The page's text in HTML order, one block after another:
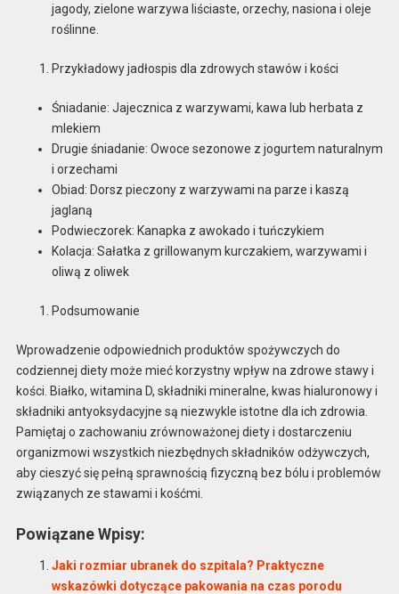
jagody, zielone warzywa liściaste, orzechy, nasiona i oleje
roślinne.
Przykładowy jadłospis dla zdrowych stawów i kości
Śniadanie: Jajecznica z warzywami, kawa lub herbata z
mlekiem
Drugie śniadanie: Owoce sezonowe z jogurtem naturalnym
i orzechami
Obiad: Dorsz pieczony z warzywami na parze i kaszą
jaglaną
Podwieczorek: Kanapka z awokado i tuńczykiem
Kolacja: Sałatka z grillowanym kurczakiem, warzywami i
oliwą z oliwek
Podsumowanie
Wprowadzenie odpowiednich produktów spożywczych do
codziennej diety może mieć korzystny wpływ na zdrowe stawy i
kości. Białko, witamina D, składniki mineralne, kwas hialuronowy i
składniki antyoksydacyjne są niezwykle istotne dla ich zdrowia.
Pamiętaj o zachowaniu zrównoważonej diety i dostarczeniu
organizmowi wszystkich niezbędnych składników odżywczych,
aby cieszyć się pełną sprawnością fizyczną bez bólu i problemów
związanych ze stawami i kośćmi.
Powiązane Wpisy:
Jaki rozmiar ubranek do szpitala? Praktyczne
wskazówki dotyczące pakowania na czas porodu